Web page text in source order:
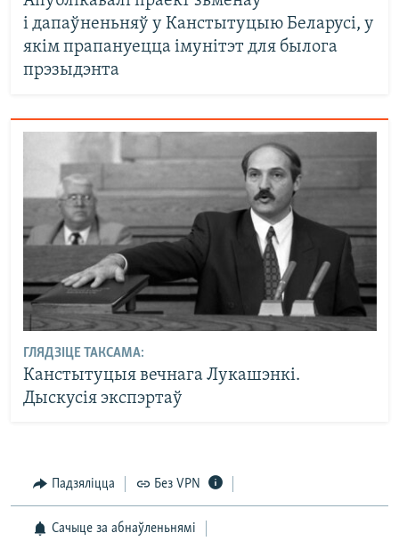
і дапаўненьняў у Канстытуцыю Беларусі, у
якім прапануецца імунітэт для былога
прэзыдэнта
ГЛЯДЗІЦЕ ТАКСАМА:
Канстытуцыя вечнага Лукашэнкі.
Дыскусія экспэртаў
Падзяліцца Без VPN
Сачыце за абнаўленьнямі